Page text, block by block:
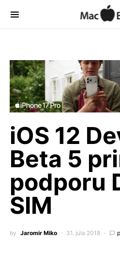
iOS 12
Beta 5
podporu
SIM
by Jaromir Miko 31. júla 2018